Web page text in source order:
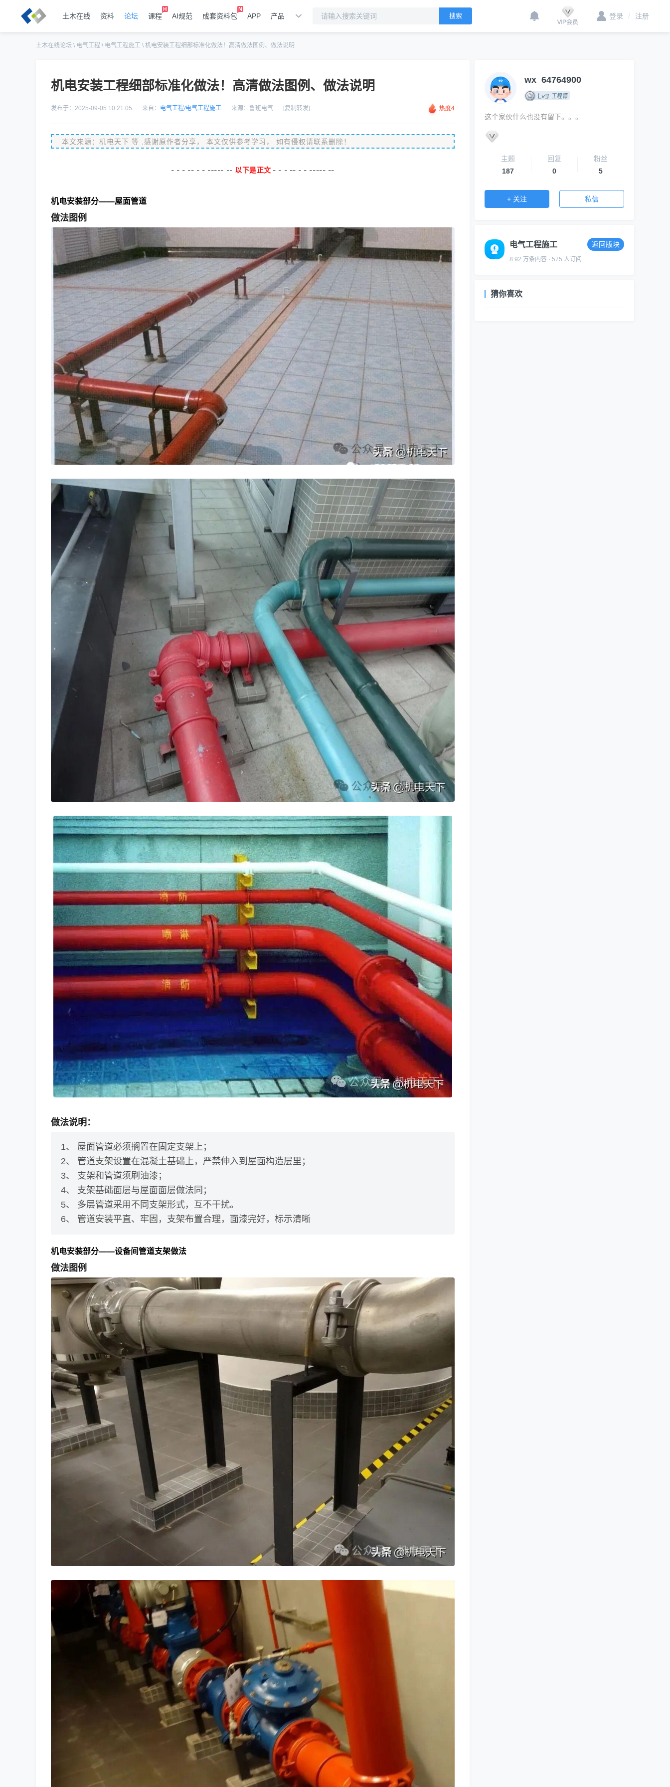
土木在线 资料 论坛 课程 AI规范 成套资料包 APP 产品 登录 / 注册
土木在线论坛 \ 电气工程 \ 电气工程施工 \ 机电安装工程细部标准化做法！高清做法图例、做法说明
机电安装工程细部标准化做法！高清做法图例、做法说明
发布于：2025-09-05 10:21:05 来自： 电气工程/电气工程施工 来源： 鲁班电气 [复制转发]
本文来源：机电天下 等 ,感谢原作者分享， 本文仅供参考学习， 如有侵权请联系删除！
- - - -- - - ----- -- 以下是正文 - - - -- - - ----- --
机电安装部分——屋面管道
做法图例
做法说明：
1、 屋面管道必须搁置在固定支架上；
2、 管道支架设置在混凝土基础上，严禁伸入到屋面构造层里；
3、 支架和管道须刷油漆；
4、 支架基础面层与屋面面层做法同；
5、 多层管道采用不同支架形式，互不干扰。
6、 管道安装平直、牢固，支架布置合理，面漆完好，标示清晰
机电安装部分——设备间管道支架做法
做法图例
wx_64764900
这个家伙什么也没有留下。。。
主题
187
回复
0
粉丝
5
+ 关注 私信
电气工程施工 返回版块
8.92 万条内容 · 575 人订阅
猜你喜欢